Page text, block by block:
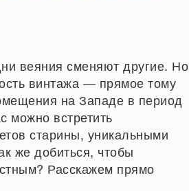
веяния сменяют другие. Но
винтажа — прямое тому
на Западе в период
можно встретить
старины, уникальными
же добиться, чтобы
Расскажем прямо